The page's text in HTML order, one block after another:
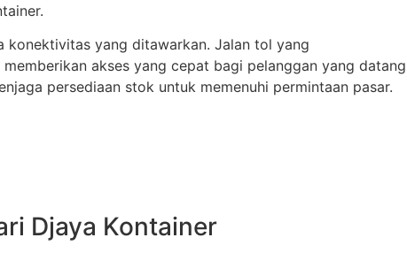
konektivitas yang ditawarkan. Jalan tol yang
akses yang cepat bagi pelanggan yang datang
persediaan stok untuk memenuhi permintaan pasar.
Djaya Kontainer